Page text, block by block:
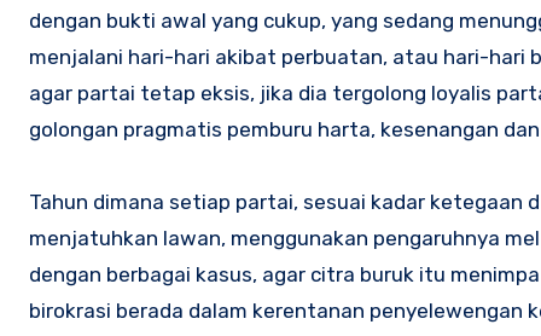
dengan bukti awal yang cukup, yang sedang
menjalani hari-hari akibat perbuatan, atau hari-hari
agar partai tetap eksis, jika dia tergolong loyalis
golongan pragmatis pemburu harta, kesenangan
Tahun dimana setiap partai, sesuai kadar ketegaan
menjatuhkan lawan, menggunakan pengaruhnya
dengan berbagai kasus, agar citra buruk itu
birokrasi berada dalam kerentanan penyelewengan